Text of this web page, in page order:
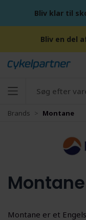
Bliv klar til
Bliv en del
Brands Montane
Montane
Montane er et